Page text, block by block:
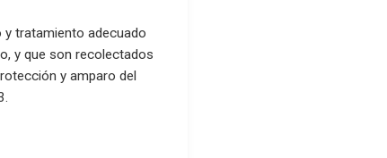
y tratamiento adecuado
y que son recolectados
y amparo del